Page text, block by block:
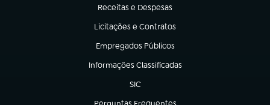
Receitas e Despesas
(abre em nova aba)
Licitações e Contratos
(abre em nova aba)
Empregados Públicos
(abre em nova aba)
Informações Classificadas
(abre em nova aba)
SIC
(abre em nova aba)